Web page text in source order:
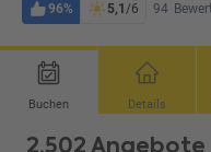
96% 5,1 /6 94
Buchen Details
2.502 Angebote